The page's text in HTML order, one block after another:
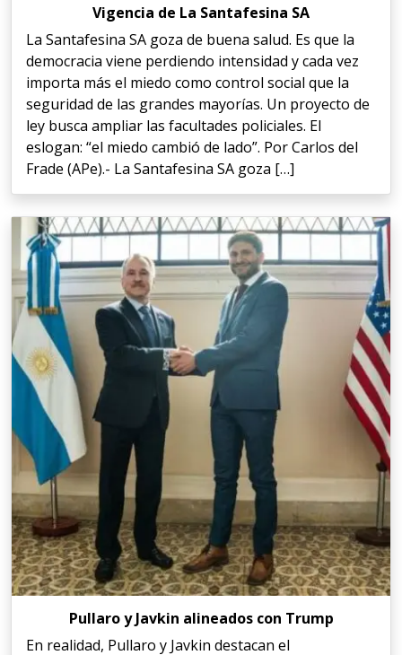
Vigencia de La Santafesina SA
La Santafesina SA goza de buena salud. Es que la
democracia viene perdiendo intensidad y cada vez
importa más el miedo como control social que la
seguridad de las grandes mayorías. Un proyecto de
ley busca ampliar las facultades policiales. El
eslogan: “el miedo cambió de lado”. Por Carlos del
Frade (APe).- La Santafesina SA goza […]
Pullaro y Javkin alineados con Trump
En realidad, Pullaro y Javkin destacan el